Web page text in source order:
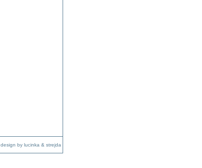
design by lucinka & strejda